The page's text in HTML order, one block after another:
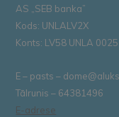
AS „SEB banka”
Kods: UNLALV2X
Konts: LV58 UNLA
E – pasts –
Tālrunis – 64381496
E-adrese